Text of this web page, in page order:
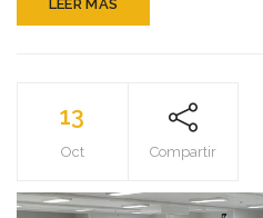
LEER MÁS
13
Oct Compartir